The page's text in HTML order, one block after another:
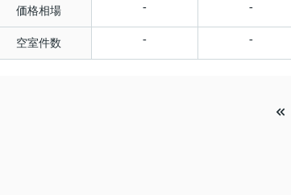
価格相場 - -
空室件数 - -